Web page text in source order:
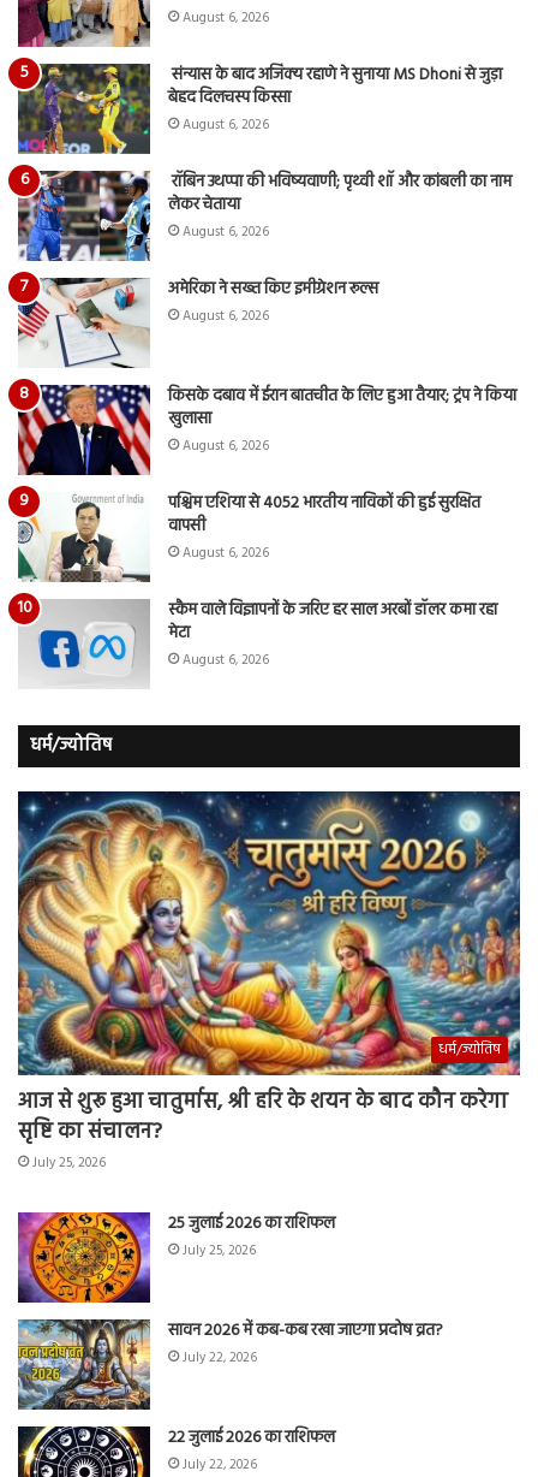
August 6, 2026
संन्यास के बाद अजिंक्‍य रहाणे ने सुनाया MS Dhoni से जुड़ा
बेहद दिलचस्प किस्सा
August 6, 2026
रॉबिन उथप्पा की भविष्यवाणी; पृथ्वी शॉ और कांबली का नाम
लेकर चेताया
August 6, 2026
अमेरिका ने सख्त किए इमीग्रेशन रूल्स
August 6, 2026
किसके दबाव में ईरान बातचीत के लिए हुआ तैयार; ट्रंप ने किया
खुलासा
August 6, 2026
पश्चिम एशिया से 4052 भारतीय नाविकों की हुई सुरक्षित
वापसी
August 6, 2026
स्कैम वाले विज्ञापनों के जरिए हर साल अरबों डॉलर कमा रहा
मेटा
August 6, 2026
धर्म/ज्योतिष
धर्म/ज्योतिष
आज से शुरू हुआ चातुर्मास, श्री हरि के शयन के बाद कौन करेगा
सृष्टि का संचालन?
July 25, 2026
25 जुलाई 2026 का राशिफल
July 25, 2026
सावन 2026 में कब-कब रखा जाएगा प्रदोष व्रत?
July 22, 2026
22 जुलाई 2026 का राशिफल
July 22, 2026